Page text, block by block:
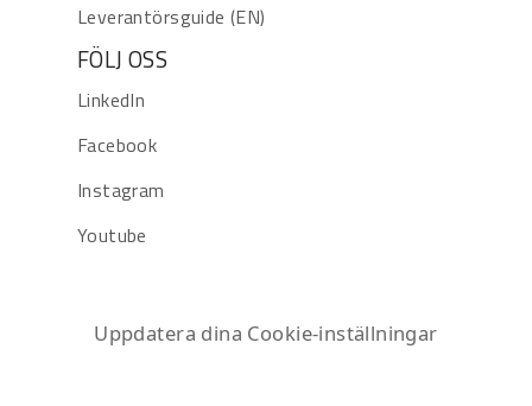
Leverantörsguide (EN)
FÖLJ OSS
LinkedIn
Facebook
Instagram
Youtube
Uppdatera dina Cookie-inställningar